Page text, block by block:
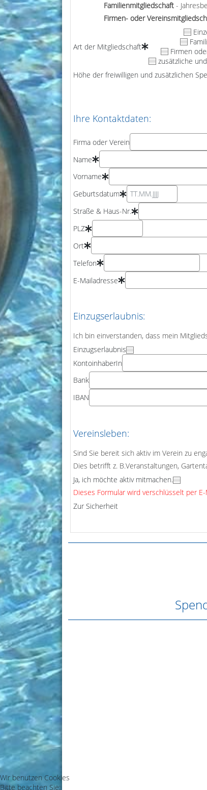
Familienmitgliedschaft -
Firmen- oder
Art der Mitgliedschaft
Firmen
zusätzliche
Höhe der freiwilligen und zusätzlichen
Ihre Kontaktdaten:
Firma oder Verein
Name
Vorname
Geburtsdatum
Straße & Haus-Nr.
PLZ
Ort
Telefon
E-Mailadresse
Einzugserlaubnis:
Ich bin einverstanden, dass mein
Einzugserlaubnis
KontoinhaberIn
Bank
IBAN
Vereinsleben:
Sind Sie bereit sich aktiv im Verein zu
Dies betrifft z. B.Veranstaltungen,
Ja, ich möchte aktiv mitmachen.
Dieses Formular wird verschlüsselt per
Zur Sicherheit
Wir benutzen Cookies
Bitte beachten Sie: